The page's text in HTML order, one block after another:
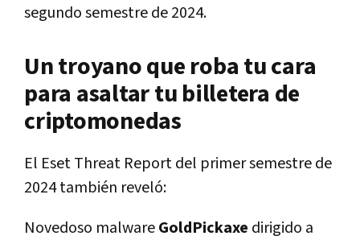
segundo semestre de 2024.
Un troyano que roba tu cara
para asaltar tu billetera de
criptomonedas
El Eset Threat Report del primer semestre de
2024 también reveló:
Novedoso malwareGoldPickaxe dirigido a